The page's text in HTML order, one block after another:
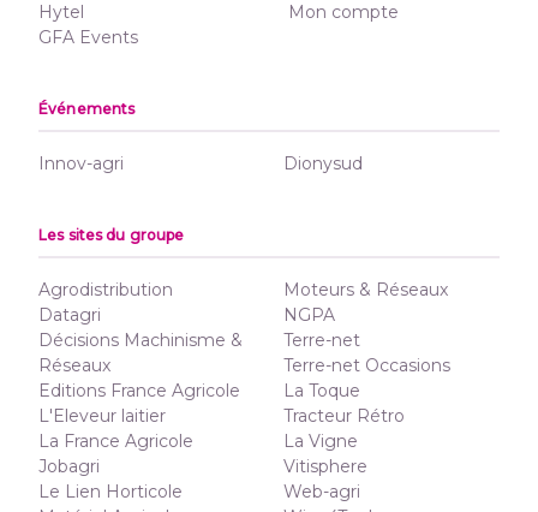
Hytel
GFA Events
Mon compte
Événements
Innov-agri Dionysud
Les sites du groupe
Agrodistribution
Datagri
Décisions Machinisme &
Réseaux
Editions France Agricole
L'Eleveur laitier
La France Agricole
Jobagri
Le Lien Horticole
Moteurs & Réseaux
NGPA
Terre-net
Terre-net Occasions
La Toque
Tracteur Rétro
La Vigne
Vitisphere
Web-agri